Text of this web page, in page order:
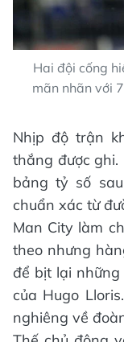
Hai đội cống
mãn nhãn với
Nhịp độ trận
thắng được ghi.
bảng tỷ số
chuẩn xác từ
Man City làm
theo nhưng
để bịt lại
của Hugo
nghiêng về